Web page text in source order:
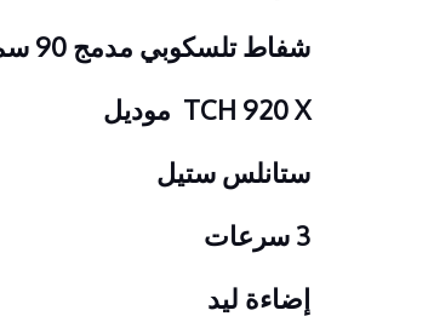
شفاط تلسكوبي مدمج 90 سم البا
TCH 920 X موديل
ستانلس ستيل
3 سرعات
إضاءة ليد